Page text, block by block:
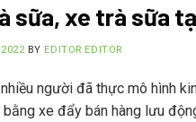
sữa, xe trà sữa
BY EDITOR EDITOR
người đã thực mô hình
bằng xe đẩy bán hàng lưu